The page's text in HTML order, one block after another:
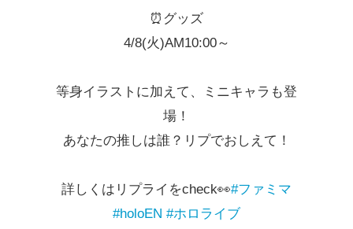
⏰️グッズ
4/8(火)AM10:00～
等身イラストに加えて、ミニキャラも登
場！
あなたの推しは誰？リプでおしえて！
詳しくはリプライをcheck👀#ファミマ
#holoEN #ホロライブ